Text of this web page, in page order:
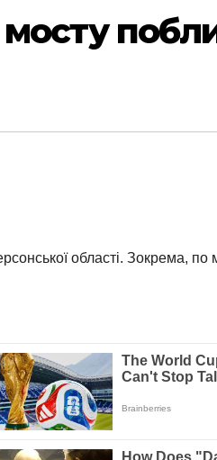
області. Зокрема, по